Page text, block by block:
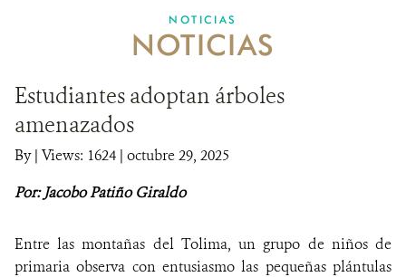
EJES ESTRATÉGICOS
AQUÍ TRABAJAMOS
MICROSITIOS
WCS VISUAL
NOTICIAS
NOTICIAS
Estudiantes adoptan árboles
amenazados
By| Views: 1624 | octubre 29, 2025
Por: Jacobo Patiño Giraldo
Entre las montañas del Tolima, un grupo de niños de
primaria observa con entusiasmo las pequeñas plántulas